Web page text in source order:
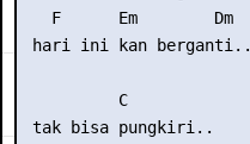
   F      Em        Dm
hari ini kan berganti..
          C
tak bisa pungkiri..